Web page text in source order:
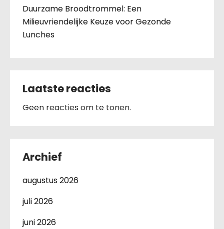
Duurzame Broodtrommel: Een
Milieuvriendelijke Keuze voor Gezonde
Lunches
Laatste reacties
Geen reacties om te tonen.
Archief
augustus 2026
juli 2026
juni 2026